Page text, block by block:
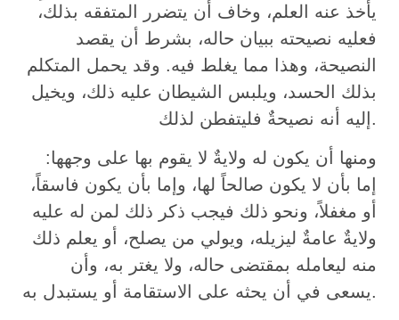
يأخذ عنه العلم، وخاف أن يتضرر المتفقه بذلك،
فعليه نصيحته ببيان حاله، بشرط أن يقصد
النصيحة، وهذا مما يغلط فيه. وقد يحمل المتكلم
بذلك الحسد، ويلبس الشيطان عليه ذلك، ويخيل
إليه أنه نصيحةٌ فليتفطن لذلك.
ومنها أن يكون له ولايةٌ لا يقوم بها على وجهها:
إما بأن لا يكون صالحاً لها، وإما بأن يكون فاسقاً،
أو مغفلاً، ونحو ذلك فيجب ذكر ذلك لمن له عليه
ولايةٌ عامةٌ ليزيله، ويولي من يصلح، أو يعلم ذلك
منه ليعامله بمقتضى حاله، ولا يغتر به، وأن
يسعى في أن يحثه على الاستقامة أو يستبدل به.